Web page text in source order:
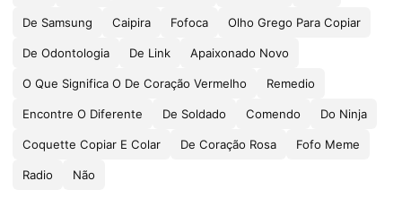
De Samsung Caipira Fofoca Olho Grego Para Copiar
De Odontologia De Link Apaixonado Novo
O Que Significa O De Coração Vermelho Remedio
Encontre O Diferente De Soldado Comendo Do Ninja
Coquette Copiar E Colar De Coração Rosa Fofo Meme
Radio Não